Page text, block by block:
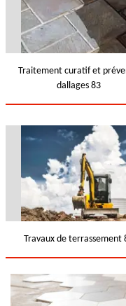
Traitement curatif et
dallages 83
Travaux de terrassement